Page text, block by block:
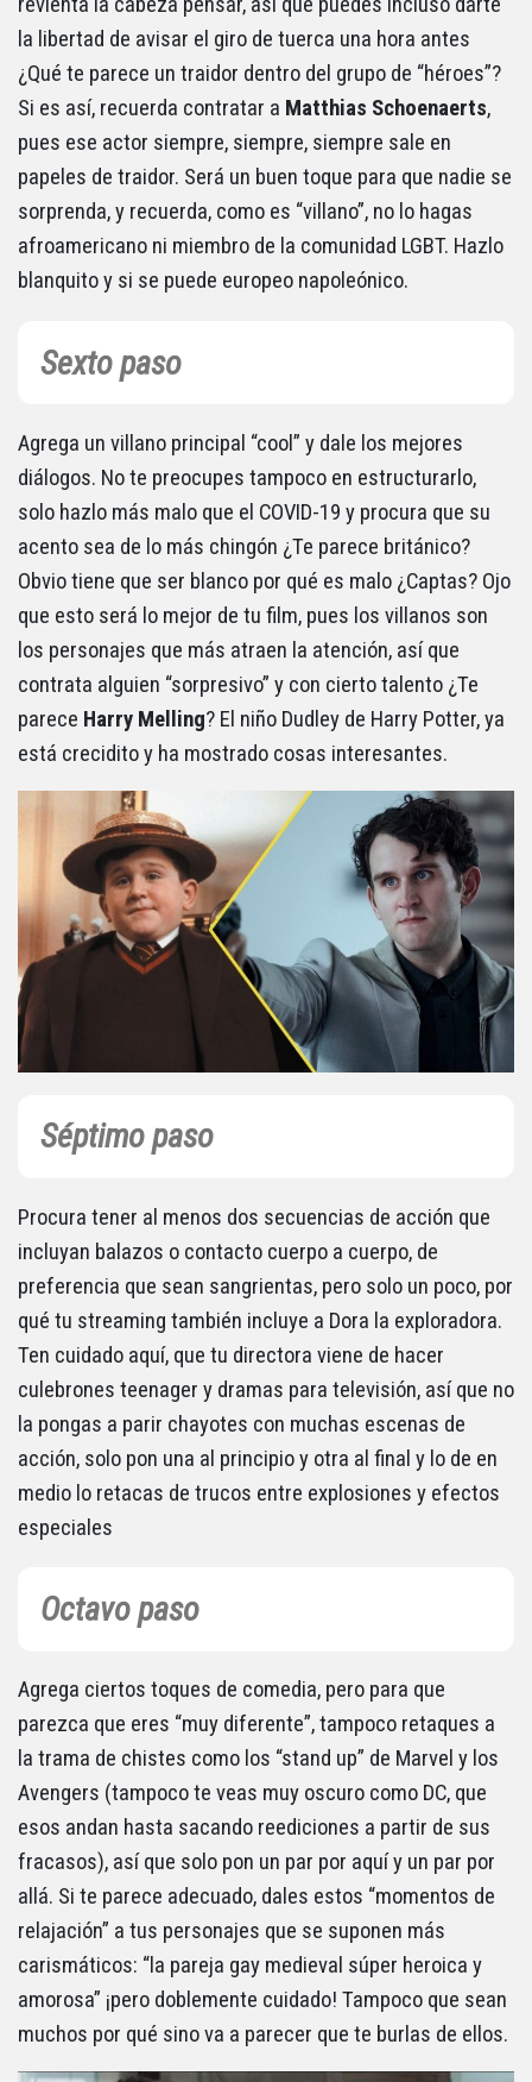
revienta la cabeza pensar, así que puedes incluso darte
la libertad de avisar el giro de tuerca una hora antes
¿Qué te parece un traidor dentro del grupo de “héroes”?
Si es así, recuerda contratar a Matthias Schoenaerts,
pues ese actor siempre, siempre, siempre sale en
papeles de traidor. Será un buen toque para que nadie se
sorprenda, y recuerda, como es “villano”, no lo hagas
afroamericano ni miembro de la comunidad LGBT. Hazlo
blanquito y si se puede europeo napoleónico.
Sexto paso
Agrega un villano principal “cool” y dale los mejores
diálogos. No te preocupes tampoco en estructurarlo,
solo hazlo más malo que el COVID-19 y procura que su
acento sea de lo más chingón ¿Te parece británico?
Obvio tiene que ser blanco por qué es malo ¿Captas? Ojo
que esto será lo mejor de tu film, pues los villanos son
los personajes que más atraen la atención, así que
contrata alguien “sorpresivo” y con cierto talento ¿Te
parece Harry Melling? El niño Dudley de Harry Potter, ya
está crecidito y ha mostrado cosas interesantes.
Séptimo paso
Procura tener al menos dos secuencias de acción que
incluyan balazos o contacto cuerpo a cuerpo, de
preferencia que sean sangrientas, pero solo un poco, por
qué tu streaming también incluye a Dora la exploradora.
Ten cuidado aquí, que tu directora viene de hacer
culebrones teenager y dramas para televisión, así que no
la pongas a parir chayotes con muchas escenas de
acción, solo pon una al principio y otra al final y lo de en
medio lo retacas de trucos entre explosiones y efectos
especiales
Octavo paso
Agrega ciertos toques de comedia, pero para que
parezca que eres “muy diferente”, tampoco retaques a
la trama de chistes como los “stand up” de Marvel y los
Avengers (tampoco te veas muy oscuro como DC, que
esos andan hasta sacando reediciones a partir de sus
fracasos), así que solo pon un par por aquí y un par por
allá. Si te parece adecuado, dales estos “momentos de
relajación” a tus personajes que se suponen más
carismáticos: “la pareja gay medieval súper heroica y
amorosa” ¡pero doblemente cuidado! Tampoco que sean
muchos por qué sino va a parecer que te burlas de ellos.